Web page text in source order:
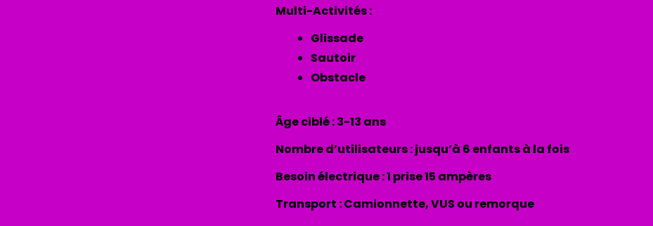
Multi-Activités :
Glissade
Sautoir
Obstacle
Âge ciblé : 3-13 ans
Nombre d’utilisateurs : jusqu’à 6 enfants à la fois
Besoin électrique : 1 prise 15 ampères
Transport : Camionnette, VUS ou remorque